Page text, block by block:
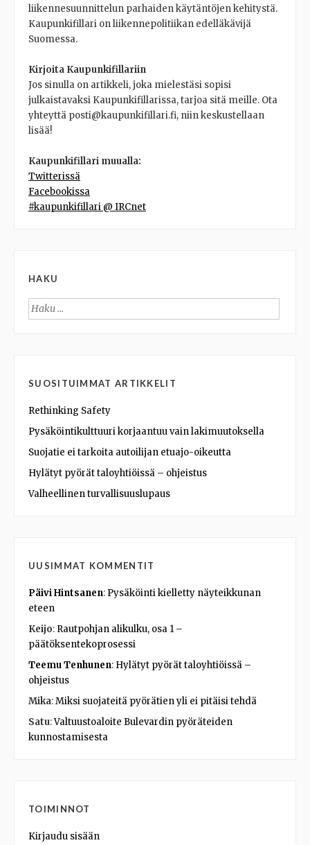
liikennesuunnittelun parhaiden käytäntöjen kehitystä.
Kaupunkifillari on liikennepolitiikan edelläkävijä
Suomessa.
Kirjoita Kaupunkifillariin
Jos sinulla on artikkeli, joka mielestäsi sopisi
julkaistavaksi Kaupunkifillarissa, tarjoa sitä meille. Ota
yhteyttä posti@kaupunkifillari.fi, niin keskustellaan
lisää!
Kaupunkifillari muualla:
Twitterissä
Facebookissa
#kaupunkifillari @ IRCnet
HAKU
Haku:
SUOSITUIMMAT ARTIKKELIT
Rethinking Safety
Pysäköintikulttuuri korjaantuu vain lakimuutoksella
Suojatie ei tarkoita autoilijan etuajo-oikeutta
Hylätyt pyörät taloyhtiöissä – ohjeistus
Valheellinen turvallisuuslupaus
UUSIMMAT KOMMENTIT
Päivi Hintsanen: Pysäköinti kielletty näyteikkunan
eteen
Keijo: Rautpohjan alikulku, osa 1 –
päätöksentekoprosessi
Teemu Tenhunen: Hylätyt pyörät taloyhtiöissä –
ohjeistus
Mika:Miksi suojateitä pyörätien yli ei pitäisi tehdä
Satu:Valtuustoaloite Bulevardin pyöräteiden
kunnostamisesta
TOIMINNOT
Kirjaudu sisään